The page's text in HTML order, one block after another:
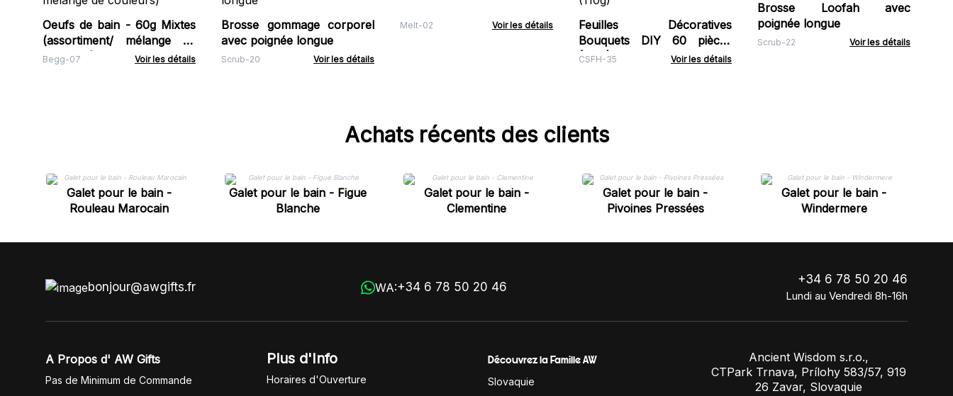
Oeufs de bain - 60g Mixtes
(assortiment/ mélange de
couleurs)
Begg-07 Voir les détails
Brosse gommage corporel
avec poignée longue
Scrub-20 Voir les détails
Melt-02 Voir les détails
Feuilles Décoratives
Bouquets DIY 60 pièces
(110g)
CSFH-35 Voir les détails
Brosse Loofah avec
poignée longue
Scrub-22 Voir les détails
Achats récents des clients
Galet pour le bain -
Rouleau Marocain
Galet pour le bain - Figue
Blanche
Galet pour le bain -
Clementine
Galet pour le bain -
Pivoines Pressées
Galet pour le bain -
Windermere
bonjour@awgifts.fr WA:+34 6 78 50 20 46
+34 6 78 50 20 46
Lundi au Vendredi 8h-16h
A Propos d' AW Gifts
Pas de Minimum de Commande
Plus d'Info
Horaires d'Ouverture
Découvrez la Famille AW
Slovaquie
Ancient Wisdom s.r.o.,
CTPark Trnava, Prílohy 583/57, 919
26 Zavar, Slovaquie